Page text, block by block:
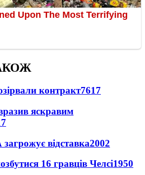
контракт7617
яскравим
відставка2002
16 гравців Челсі1950